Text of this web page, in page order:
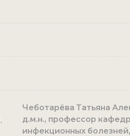
Чеботарёва Татьяна
д.м.н., профессор
инфекционных